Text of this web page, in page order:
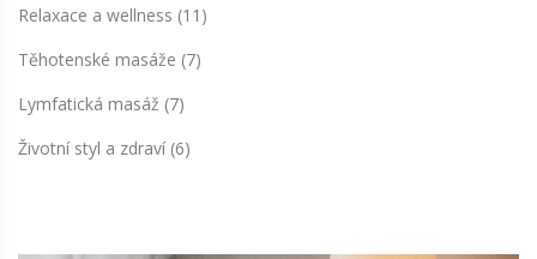
Relaxace a wellness (11)
Těhotenské masáže (7)
Lymfatická masáž (7)
Životní styl a zdraví (6)